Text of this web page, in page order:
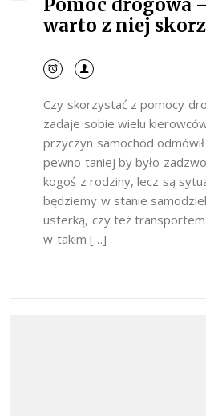
Pomoc drogowa
warto z niej
Czy skorzystać z pomocy
zadaje sobie wielu
przyczyn samochód
pewno taniej by było
kogoś z rodziny, lecz są
będziemy w stanie
usterką, czy też
w takim […]